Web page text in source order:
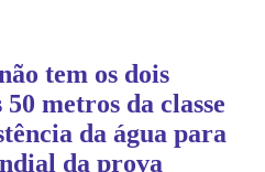
tem os dois
metros da classe
da água para
da prova